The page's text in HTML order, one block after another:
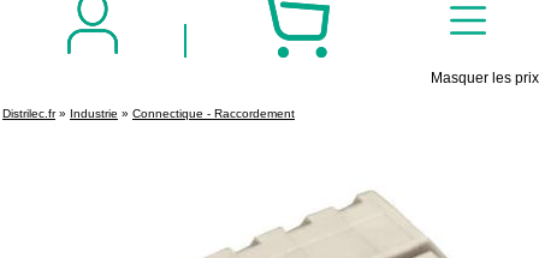
Masquer les prix
Distrilec.fr» Industrie » Connectique - Raccordement